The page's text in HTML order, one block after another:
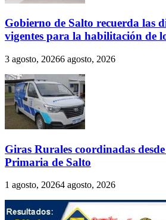
Gobierno de Salto recuerda las
vigentes para la habilitación de
3 agosto, 20266 agosto, 2026
Giras Rurales coordinadas
Primaria de Salto
1 agosto, 20264 agosto, 2026